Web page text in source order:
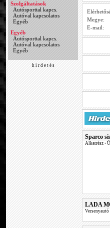
Szolgáltatások
Autósporttal kapcs.
Autóval kapcsolatos
Egyéb
Egyéb
Autósporttal kapcs.
Autóval kapcsolatos
Egyéb
h i r d e t é s
Megye:
E-mail:
Sparco
Alkatrész •
LADA
Versenyautó